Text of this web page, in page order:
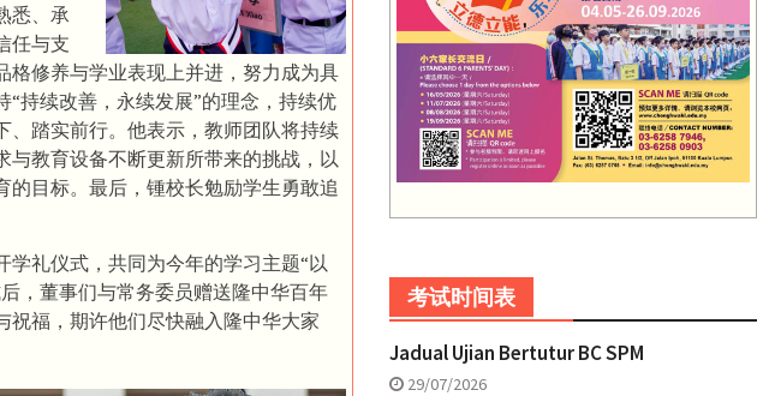
悉、承
任与支
格修养与学业表现上并进，努力成为具
持续改善，永续发展”的理念，持续优
、踏实前行。他表示，教师团队将持续
教育设备不断更新所带来的挑战，以
目标。最后，锺校长勉励学生勇敢追
礼仪式，共同为今年的学习主题“以
，董事们与常务委员赠送隆中华百年
祝福，期许他们尽快融入隆中华大家
考试时间表
Jadual Ujian Bertutur BC SPM
29/07/2026